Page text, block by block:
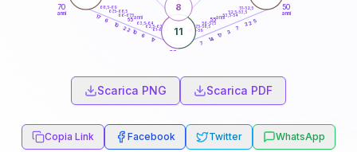
50
anni
60
70
anni
51-52,5
52,5-53,5
53,5-54
56-57,5
57,5-58,5
58,5-59
61-62,5
62,5-63,5
63,5-64
66-67,5
67,5-68,5
68,5-69
5
22
7
3
17
14
7
17
6
10
22
10
6
17
11
8
55anni
65anni
Scarica PNG Scarica PDF
Copia Link Facebook Twitter WhatsApp